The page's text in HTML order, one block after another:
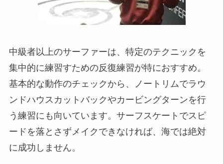
中級者以上のサーファーは、特定のテクニックを
集中的に練習すための反復練習が特におすすめ。
基本的な動作のチェックから、ノートリムでラウ
ンドハウスカットバックやカービングターンを行
う練習にも向いています。サーフスケートでスピ
ードを落とさずメイクできなければ、海では絶対
に成功しません。